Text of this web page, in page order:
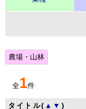
農場・山林
全1件
タイトル( ▲ ▼ )